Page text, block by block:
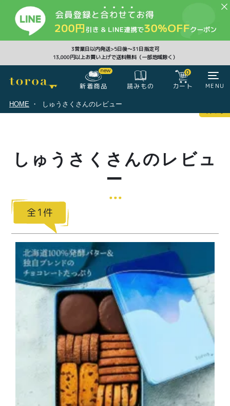
3営業日以内発送>5日後〜31日指定可
13,000円以上お買い上げで送料無料（一部地域除く）
新着商品 読みもの
0
カート MENU
CLOSE
0
注文履歴 会員登録情報 ポイント
商品一覧
とろ生ガトーショコラ
とろ生 まとめ買いお得
セット
紅茶toroaTea
焼き菓子
メルマガ会員様限定
とろ生チーズケーキ
濃抹茶とろ生ガトーシ
ョコラ
クッキー缶
紅茶toroaTeaギフト
お誕生日セット
HOME しゅうさくさんのレビュー
しゅうさくさんのレビュ
ー
1